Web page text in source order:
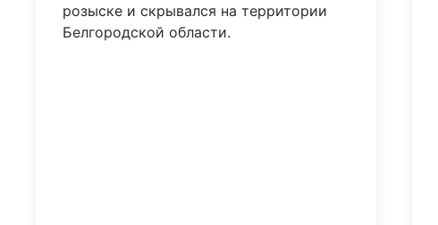
розыске и скрывался на территории
Белгородской области.